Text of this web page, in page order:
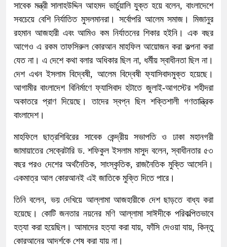
সাবেক মন্ত্রী সালাহউদ্দিন আহমদ ভার্চুয়ালি যুক্ত হয়ে বলেন, বাংলাদেশে
সবচেয়ে বেশি নির্যাতিত মুসলমানরা। সর্বোপরি আলেম সমাজ। মিজানুর
রহমান আজহারী এবং আমিও কম নির্যাতনের শিকার হইনি। এক বছর
আগেও এ রকম তাফসিরুল কোরআন মাহফিল আয়োজন করা কল্পনা করা
যেত না। এ দেশে কথা বলার অধিকার ছিল না, ধর্মীয় স্বাধীনতা ছিল না।
দেশ এখন ইসলাম বিদ্বেষী, আলেম বিদ্বেষী ফ্যাসিবাদমুক্ত হয়েছে।
আগামীর বাংলাদেশ বিনির্মাণে ফ্যাসিবাদ হটাতে জুলাই-আগস্টের শহীদরা
অকাতরে প্রাণ দিয়েছে। তাদের স্বপ্ন ছিল শক্তিশালী গণতান্ত্রিক
বাংলাদেশ।
মাহফিলে ছাত্রশিবিরের সাবেক কেন্দ্রীয় সভাপতি ও ঢাকা মহানগরী
জামায়াতের সেক্রেটারি ড. শফিকুল ইসলাম মাসুদ বলেন, স্বাধীনতার ৫৩
বছর পরও দেশের অর্থনৈতিক, সাংস্কৃতিক, রাজনৈতিক মুক্তি আসেনি।
একমাত্র আল কোরআনই এই জাতিকে মুক্তি দিতে পারে।
তিনি বলেন, ভয় দেখিয়ে আল্লামা আজহারীকে দেশ ছাড়তে বাধ্য করা
হয়েছে। কোটি জনতার নয়নের মণি আল্লামা সাঈদীকে পরিকল্পিতভাবে
হত্যা করা হয়েছিল। আমাদের হত্যা করা যায়, ফাঁসি দেওয়া যায়, কিন্তু
কোরআনের আদর্শকে শেষ করা যায় না।